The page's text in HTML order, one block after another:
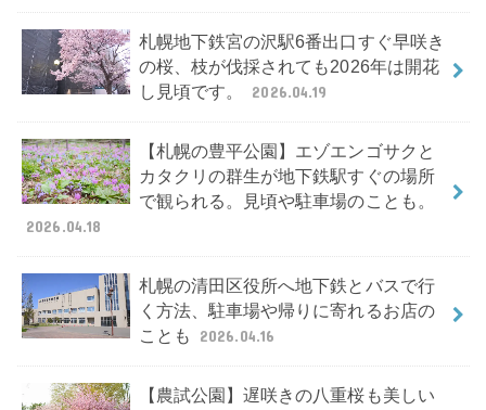
札幌地下鉄宮の沢駅6番出口すぐ早咲き
の桜、枝が伐採されても2026年は開花
し見頃です。
2026.04.19
【札幌の豊平公園】エゾエンゴサクと
カタクリの群生が地下鉄駅すぐの場所
で観られる。見頃や駐車場のことも。
2026.04.18
札幌の清田区役所へ地下鉄とバスで行
く方法、駐車場や帰りに寄れるお店の
ことも
2026.04.16
【農試公園】遅咲きの八重桜も美しい